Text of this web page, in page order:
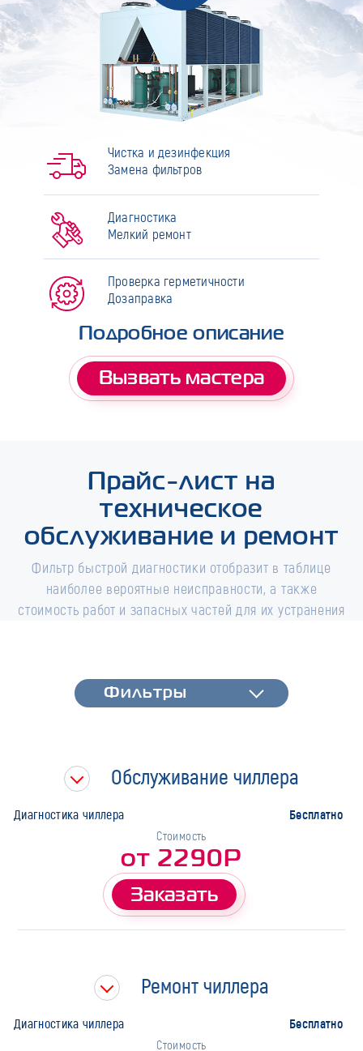
Чистка и дезинфекция
Замена фильтров
Диагностика
Мелкий ремонт
Проверка герметичности
Дозаправка
Подробное описание
Вызвать мастера
Прайс-лист на
техническое
обслуживание и ремонт
Фильтр быстрой диагностики отобразит в таблице
наиболее вероятные неисправности, а также
стоимость работ и запасных частей для их устранения
Фильтры
Фильтры
Обслуживание чиллера
Диагностика чиллера Бесплатно
Стоимость
от 2290Р
Заказать
Ремонт чиллера
Диагностика чиллера Бесплатно
Стоимость